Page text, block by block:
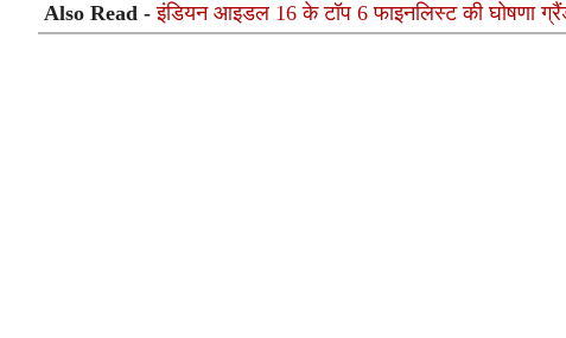
Also Read -इंडियन आइडल 16 के टॉप 6 फाइनलिस्ट की घोषणा